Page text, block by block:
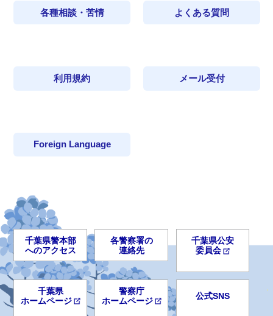
各種相談・苦情 よくある質問
利用規約 メール受付
Foreign Language
千葉県警本部
へのアクセス
各警察署の
連絡先
千葉県公安
委員会
千葉県
ホームページ
警察庁
ホームページ
公式SNS